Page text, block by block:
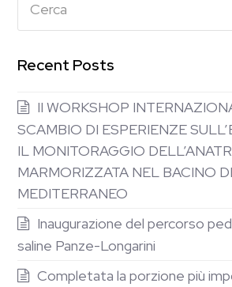
Recent Posts
II WORKSHOP
SCAMBIO DI ESPERIENZE
IL MONITORAGGIO
MARMORIZZATA NEL BACINO
MEDITERRANEO
Inaugurazione del percorso
saline Panze-Longarini
Completata la porzione più